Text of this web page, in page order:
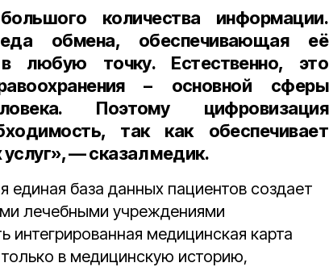
количества информации.
обмена, обеспечивающая её
любую точку. Естественно, это
– основной сферы
Поэтому цифровизация
так как обеспечивает
— сказал медик.
единая база данных пациентов создает
лечебными учреждениями
интегрированная медицинская карта
в медицинскую историю,